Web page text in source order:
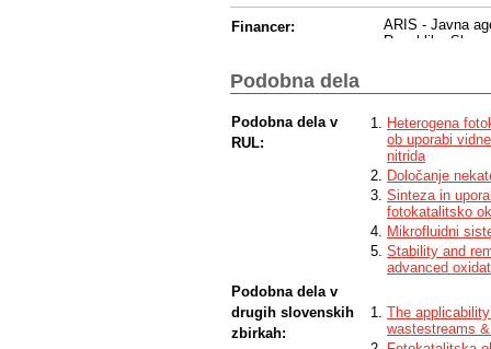
Financer:
ARIS - Javna
Republike
Naslov:
Financer:
ARIS - Javna
Republike
BI-DA/20-22-003
Drugi - Drug
Ministry of
9147
EC - European
Program financ.:
H2020
Številka projekta:
958174
Podobna dela
Podobna dela v
RUL:
Heterogena
ob uporabi
nitrida
Določanje
Sinteza in
fotokatalitsko
Mikrofluidni
Stability and
advanced
Podobna dela v
drugih slovenskih
zbirkah:
The
wastestreams